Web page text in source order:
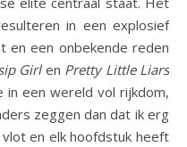
in een explosief
en een onbekende reden
Girlen Pretty Little Liars
in een wereld vol rijkdom,
zeggen dan dat ik erg
en elk hoofdstuk heeft